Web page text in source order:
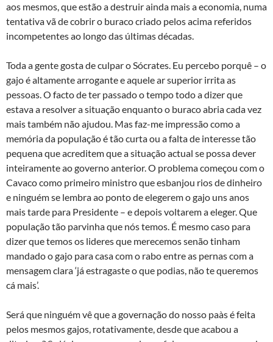
aos mesmos, que estão a destruir ainda mais a economia, numa
tentativa vã de cobrir o buraco criado pelos acima referidos
incompetentes ao longo das últimas décadas.
Toda a gente gosta de culpar o Sócrates. Eu percebo porquê – o
gajo é altamente arrogante e aquele ar superior irrita as
pessoas. O facto de ter passado o tempo todo a dizer que
estava a resolver a situação enquanto o buraco abria cada vez
mais também não ajudou. Mas faz-me impressão como a
memória da população é tão curta ou a falta de interesse tão
pequena que acreditem que a situação actual se possa dever
inteiramente ao governo anterior. O problema começou com o
Cavaco como primeiro ministro que esbanjou rios de dinheiro
e ninguém se lembra ao ponto de elegerem o gajo uns anos
mais tarde para Presidente – e depois voltarem a eleger. Que
população tão parvinha que nós temos. É mesmo caso para
dizer que temos os lideres que merecemos senão tinham
mandado o gajo para casa com o rabo entre as pernas com a
mensagem clara ‘já estragaste o que podias, não te queremos
cá mais’.
Será que ninguém vê que a governação do nosso paà­s é feita
pelos mesmos gajos, rotativamente, desde que acabou a